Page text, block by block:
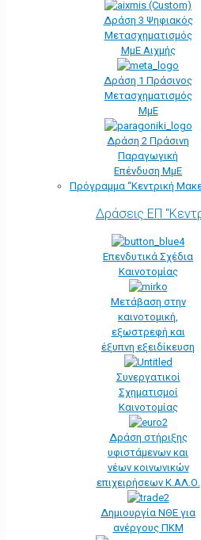
Δράση 3 Ψηφιακός
Μετασχηματισμός
ΜμΕ Αιχμής
Δράση 1 Πράσινος
Μετασχηματισμός
ΜμΕ
Δράση 2 Πράσινη
Παραγωγική
Επένδυση ΜμΕ
Πρόγραμμα “Κεντρική
Δράσεις ΕΠ
Επενδυτικά Σχέδια
Καινοτομίας
Μετάβαση στην
καινοτομική,
εξωστρεφή και
έξυπνη εξειδίκευση
Συνεργατικοί
Σχηματισμοί
Καινοτομίας
Δράση στήριξης
υφιστάμενων και
νέων κοινωνικών
επιχειρήσεων Κ.ΑΛ.Ο.
Δημιουργία ΝΘΕ για
ανέργους ΠΚΜ